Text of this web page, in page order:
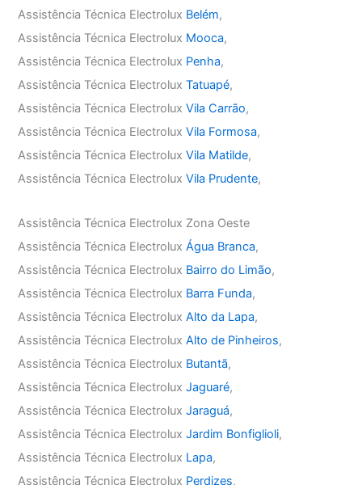
Assistência Técnica Electrolux Belém,
Assistência Técnica Electrolux Mooca,
Assistência Técnica Electrolux Penha,
Assistência Técnica ElectroluxTatuapé,
Assistência Técnica ElectroluxVila Carrão,
Assistência Técnica ElectroluxVila Formosa,
Assistência Técnica ElectroluxVila Matilde,
Assistência Técnica ElectroluxVila Prudente,
Assistência Técnica Electrolux Zona Oeste
Assistência Técnica ElectroluxÁgua Branca,
Assistência Técnica Electrolux Bairro do Limão,
Assistência Técnica Electrolux Barra Funda,
Assistência Técnica ElectroluxAlto da Lapa,
Assistência Técnica ElectroluxAlto de Pinheiros,
Assistência Técnica Electrolux Butantã,
Assistência Técnica ElectroluxJaguaré,
Assistência Técnica ElectroluxJaraguá,
Assistência Técnica ElectroluxJardim Bonfiglioli,
Assistência Técnica Electrolux Lapa,
Assistência Técnica Electrolux Perdizes,